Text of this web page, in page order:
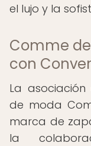
el lujo y la
Comme
con
La
de moda
marca de
la